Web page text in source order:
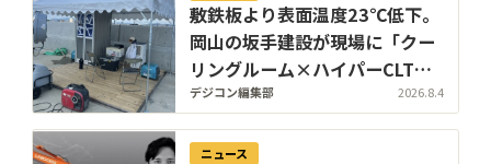
敷鉄板より表面温度23℃低下。
岡山の坂手建設が現場に「クー
リングルーム×ハイパーCLT敷
板」の休憩所を設置
デジコン編集部 2026.8.4
ニュース